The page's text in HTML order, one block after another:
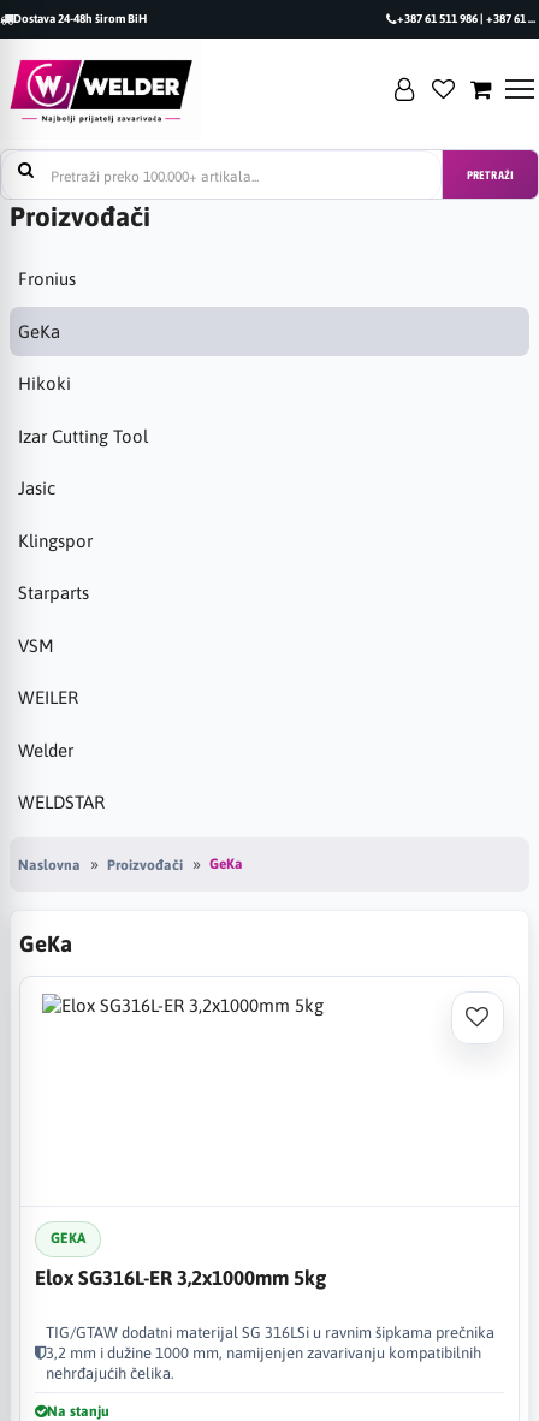
Dostava 24-48h širom BiH +387 61 511 986 | +387 61 493 470
PRETRAŽI
Proizvođači
Fronius
GeKa
Hikoki
Izar Cutting Tool
Jasic
Klingspor
Starparts
VSM
WEILER
Welder
WELDSTAR
Naslovna Proizvođači GeKa
GeKa
GEKA
Elox SG316L-ER 3,2x1000mm 5kg
TIG/GTAW dodatni materijal SG 316LSi u ravnim šipkama prečnika
3,2 mm i dužine 1000 mm, namijenjen zavarivanju kompatibilnih
nehrđajućih čelika.
Na stanju